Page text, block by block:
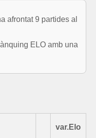
afrontat 9 partides al
ELO amb una
var.Elo